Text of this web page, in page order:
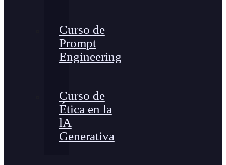
Curso de
Prompt
Engineering
Curso de
Ética en la
lA
Generativa